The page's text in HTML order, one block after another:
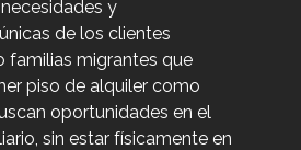
y
de los clientes
familias migrantes que
piso de alquiler como
oportunidades en el
sin estar físicamente en